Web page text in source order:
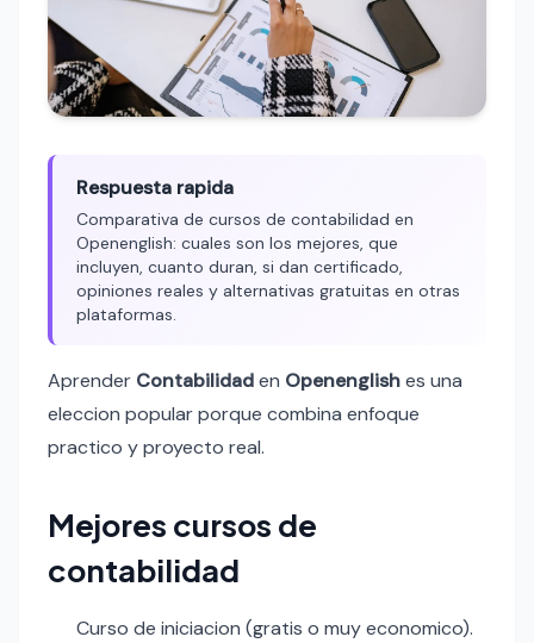
Respuesta rapida
Comparativa de cursos de contabilidad en
Openenglish: cuales son los mejores, que
incluyen, cuanto duran, si dan certificado,
opiniones reales y alternativas gratuitas en otras
plataformas.
Aprender Contabilidaden Openenglishes una
eleccion popular porque combina enfoque
practico y proyecto real.
Mejores cursos de
contabilidad
Curso de iniciacion (gratis o muy economico).